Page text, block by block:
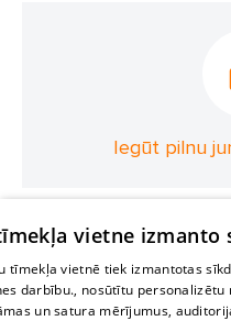
Iegūt pilnu
vietne izmanto
tīmekļa vietnē tiek izmantotas
darbību., nosūtītu
un satura mērījumus,